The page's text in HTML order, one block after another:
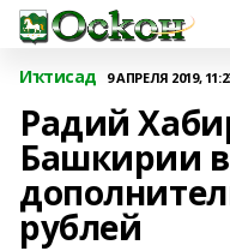
Иҡтисад 9 АПРЕЛЯ 2019,
Радий
Башкирии
рублей